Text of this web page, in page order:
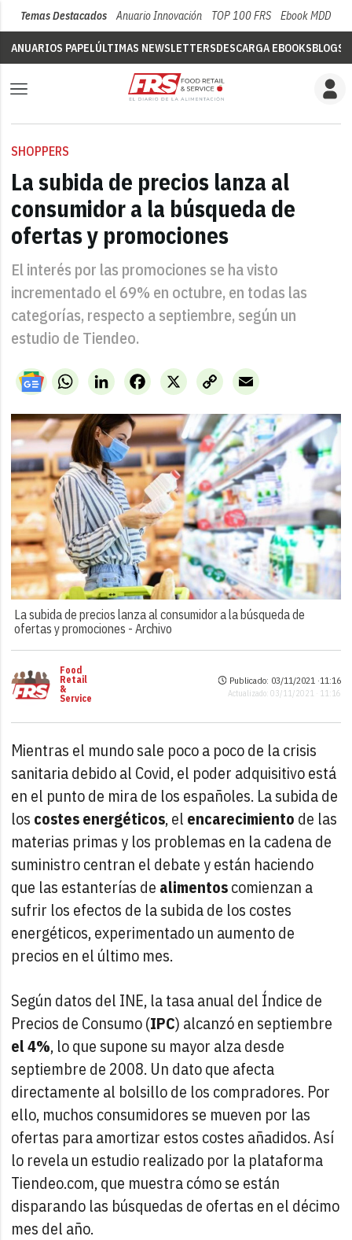
Temas Destacados Anuario Innovación TOP 100 FRS Ebook MDD
ANUARIOS PAPELÚLTIMAS NEWSLETTERSDESCARGA EBOOKSBLOGS
SHOPPERS
La subida de precios lanza al
consumidor a la búsqueda de
ofertas y promociones
El interés por las promociones se ha visto
incrementado el 69% en octubre, en todas las
categorías, respecto a septiembre, según un
estudio de Tiendeo.
WhatsAppLinkedIn X
Facebook
Copy
Link
Email
La subida de precios lanza al consumidor a la búsqueda de
ofertas y promociones -Archivo
Food
Retail
&
Service
Publicado: 03/11/2021 ·11:16
Actualizado: 03/11/2021 · 11:16
Mientras el mundo sale poco a poco de la crisis
sanitaria debido al Covid, el poder adquisitivo está
en el punto de mira de los españoles. La subida de
los costes energéticos, el encarecimiento de las
materias primas y los problemas en la cadena de
suministro centran el debate y están haciendo
que las estanterías de alimentoscomienzan a
sufrir los efectos de la subida de los costes
energéticos, experimentado un aumento de
precios en el último mes.
Según datos del INE, la tasa anual del Índice de
Precios de Consumo (IPC) alcanzó en septiembre
el 4%, lo que supone su mayor alza desde
septiembre de 2008. Un dato que afecta
directamente al bolsillo de los compradores. Por
ello, muchos consumidores se mueven por las
ofertas para amortizar estos costes añadidos. Así
lo revela un estudio realizado por la plataforma
Tiendeo.com, que muestra cómo se están
disparando las búsquedas de ofertas en el décimo
mes del año.